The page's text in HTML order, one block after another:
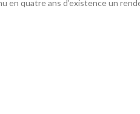
en quatre ans d’existence un